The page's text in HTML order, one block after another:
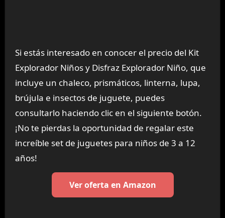
Si estás interesado en conocer el precio del Kit
Explorador Niños y Disfraz Explorador Niño, que
incluye un chaleco, prismáticos, linterna, lupa,
brújula e insectos de juguete, puedes
consultarlo haciendo clic en el siguiente botón.
¡No te pierdas la oportunidad de regalar este
increíble set de juguetes para niños de 3 a 12
años!
Ver oferta en Amazon